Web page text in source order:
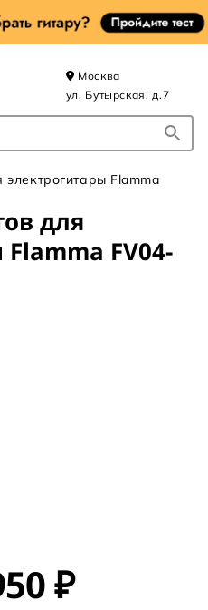
Москва
ул. Бутырская, д.7
Flamma
для
FV04-
₽